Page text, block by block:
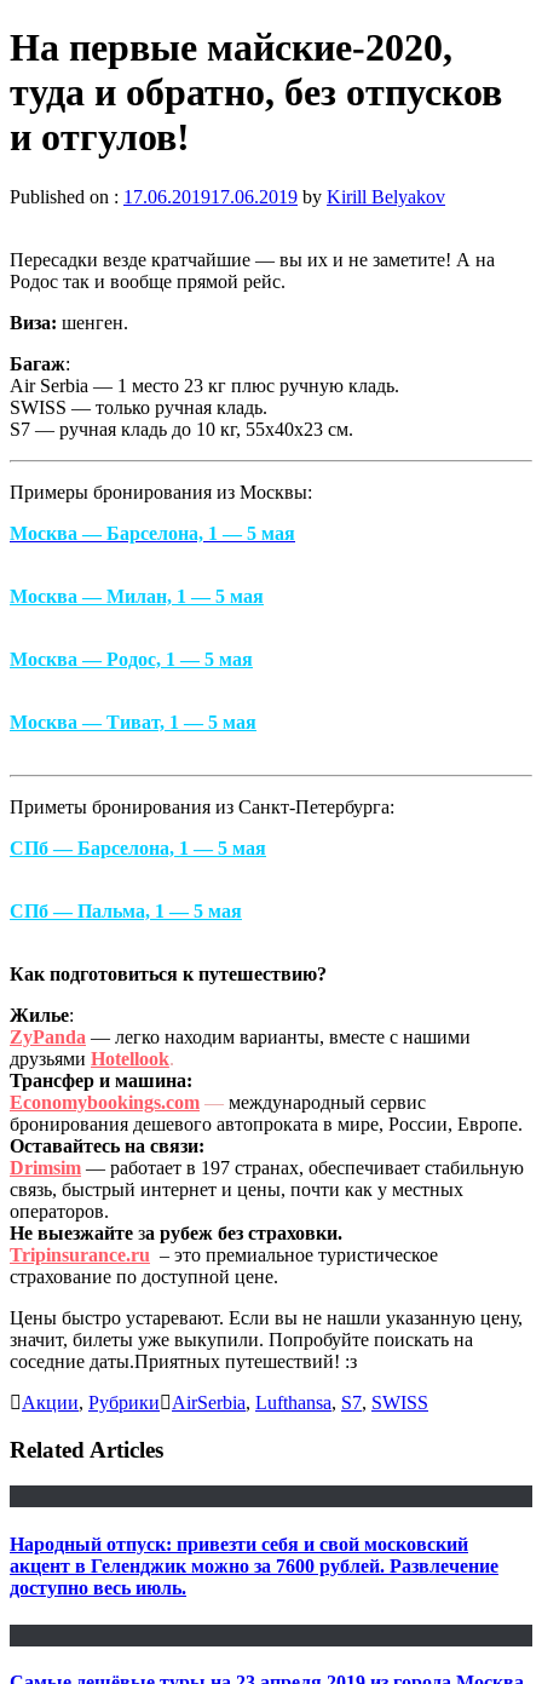
На первые майские-2020,
туда и обратно, без отпусков
и отгулов!
Published on : 17.06.201917.06.2019 by Kirill Belyakov
Пересадки везде кратчайшие — вы их и не заметите! А на
Родос так и вообще прямой рейс.
Виза: шенген.
Багаж:
Air Serbia — 1 место 23 кг плюс ручную кладь.
SWISS — только ручная кладь.
S7 — ручная кладь до 10 кг, 55х40х23 см.
Примеры бронирования из Москвы:
Москва — Барселона, 1 — 5 мая
Москва — Милан, 1 — 5 мая
Москва — Родос, 1 — 5 мая
Москва — Тиват, 1 — 5 мая
Приметы бронирования из Санкт-Петербурга:
СПб — Барселона, 1 — 5 мая
СПб — Пальма, 1 — 5 мая
Как подготовиться к путешествию?
Жилье:
ZyPanda — легко находим варианты, вместе с нашими
друзьями Hotellook.
Трансфер и машина:
Economybookings.com — международный сервис
бронирования дешевого автопроката в мире, России, Европе.
Оставайтесь на связи:
Drimsim — работает в 197 странах, обеспечивает стабильную
связь, быстрый интернет и цены, почти как у местных
операторов.
Не выезжайте за рубеж без страховки.
Tripinsurance.ru – это премиальное туристическое
страхование по доступной цене.
Цены быстро устаревают. Если вы не нашли указанную цену,
значит, билеты уже выкупили. Попробуйте поискать на
соседние даты.Приятных путешествий! :з
Акции, Рубрики AirSerbia, Lufthansa, S7, SWISS
Related Articles
Народный отпуск: привезти себя и свой московский
акцент в Геленджик можно за 7600 рублей. Развлечение
доступно весь июль.